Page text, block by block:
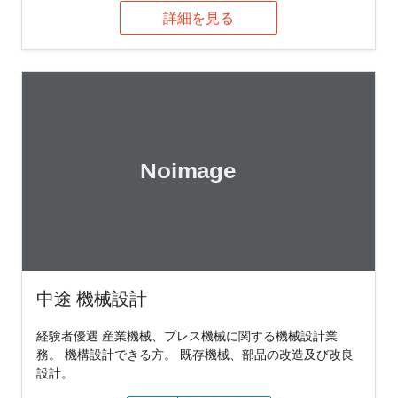
詳細を見る
中途 機械設計
経験者優遇 産業機械、プレス機械に関する機械設計業
務。 機構設計できる方。 既存機械、部品の改造及び改良
設計。